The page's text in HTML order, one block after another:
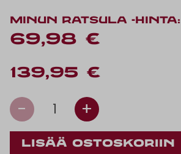
MINUN RATSULA -HINTA:
69,98 €
139,95 €
- 1 +